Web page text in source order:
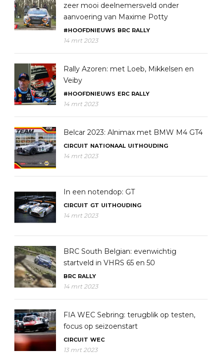
zeer mooi deelnemersveld onder
aanvoering van Maxime Potty
#HOOFDNIEUWS BRC RALLY
14 mrt 2023
Rally Azoren: met Loeb, Mikkelsen en
Veiby
#HOOFDNIEUWS ERC RALLY
14 mrt 2023
Belcar 2023: Alnimax met BMW M4 GT4
CIRCUIT NATIONAAL UITHOUDING
14 mrt 2023
In een notendop: GT
CIRCUIT GT UITHOUDING
14 mrt 2023
BRC South Belgian: evenwichtig
startveld in VHRS 65 en 50
BRC RALLY
14 mrt 2023
FIA WEC Sebring: terugblik op testen,
focus op seizoenstart
CIRCUIT WEC
13 mrt 2023